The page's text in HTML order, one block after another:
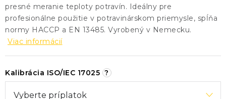
presné meranie teploty potravín. Ideálny pre
profesionálne použitie v potravinárskom priemysle, spĺňa
normy HACCP a EN 13485. Vyrobený v Nemecku.
Viac informácií
Kalibrácia ISO/IEC 17025 ?